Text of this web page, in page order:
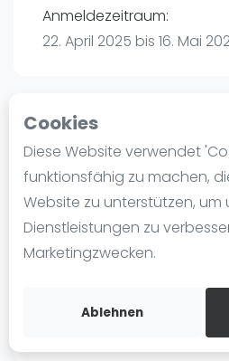
Cookies
Diese Website verwendet
funktionsfähig zu machen,
Website zu unterstützen, um
Dienstleistungen zu
Marketingzwecken.
Ablehnen
Männer
Frauen
Blog
Die Geschichte von Padel
Regeln und Punktzählung
Padel Schläge
Video
Anmeldezeitraum:
22. April 2025 bis 16. Mai
Playtomic (Abgesagt))
Padelon Karlsruhe |
Leopoldshafen
Am Hardtwald 3
76344Eggenstein-
playtomic.io